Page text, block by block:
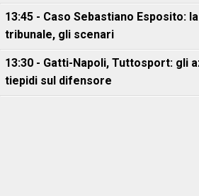
13:45 - Caso Sebastiano Esposito:
tribunale, gli scenari
13:30 - Gatti-Napoli, Tuttosport: gli
tiepidi sul difensore